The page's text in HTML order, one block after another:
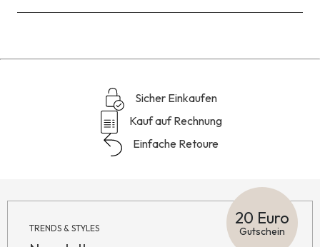
Sicher Einkaufen
Kauf auf Rechnung
Einfache Retoure
TRENDS & STYLES
20 Euro
Gutschein